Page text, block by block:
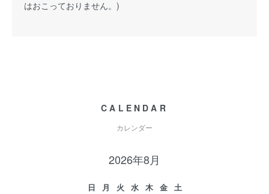
はおこっておりません。)
CALENDAR
カレンダー
2026年8月
日 月 火 水 木 金
土